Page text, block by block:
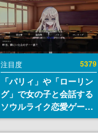
注目度 5379
「パリィ」や「ローリン
グ」で女の子と会話する
ソウルライク恋愛ゲーム
『小早川さんはソウルラ
イク』無料公開。返事に